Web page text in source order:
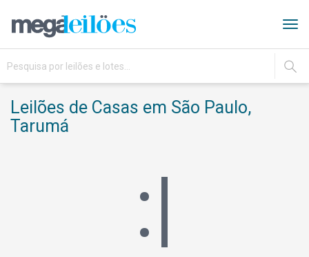
IR
Leilões de Casas em São Paulo,
Tarumá
:|